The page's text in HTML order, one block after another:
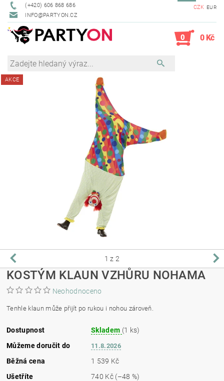
(+420) 606 868 686
INFO@PARTYON.CZ
CZK EUR
0 0 Kč
AKCE
1 z 2
KOSTÝM KLAUN VZHŮRU NOHAMA
Neohodnoceno
Tenhle klaun může přijít po rukou i nohou zároveň.
Dostupnost Skladem (1 ks)
Můžeme doručit do
11.8.2026
Běžná cena
1 539 Kč
Ušetříte
740 Kč (–48 %)